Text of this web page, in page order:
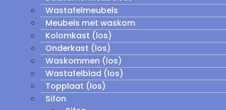
Wastafelmeubels
Meubels met waskom
Kolomkast (los)
Onderkast (los)
Waskommen (los)
Wastafelblad (los)
Topplaat (los)
Sifon